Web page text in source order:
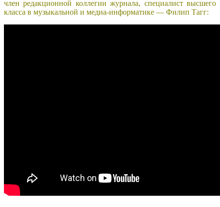
член редакционной коллегии журнала, специалист высшего
класса в музыкальной и медиа-информатике — Филип Тагг: